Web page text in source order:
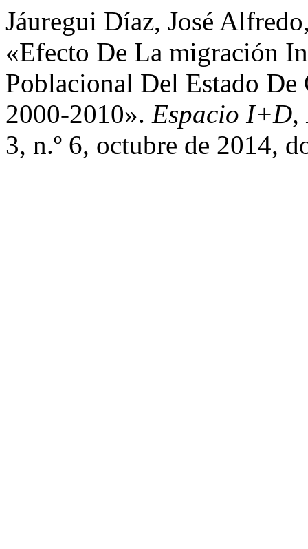
Jáuregui Díaz, José
«Efecto De La migración
Poblacional Del Estado
2000-2010». Espacio I+D,
3, n.º 6, octubre de 2014,